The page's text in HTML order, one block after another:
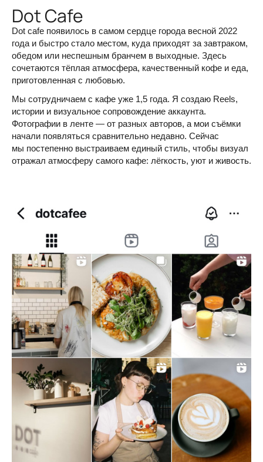
Dot Cafe
Dot cafe появилось в самом сердце города весной 2022
года и быстро стало местом, куда приходят за завтраком,
обедом или неспешным бранчем в выходные. Здесь
сочетаются тёплая атмосфера, качественный кофе и еда,
приготовленная с любовью.
Мы сотрудничаем с кафе уже 1,5 года. Я создаю Reels,
истории и визуальное сопровождение аккаунта.
Фотографии в ленте — от разных авторов, а мои съёмки
начали появляться сравнительно недавно. Сейчас
мы постепенно выстраиваем единый стиль, чтобы визуал
отражал атмосферу самого кафе: лёгкость, уют и живость.